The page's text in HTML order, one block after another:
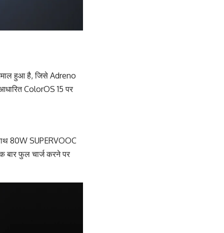
हुआ है, जिसे Adreno
ColorOS 15 पर
80W SUPERVOOC
बार फुल चार्ज करने पर